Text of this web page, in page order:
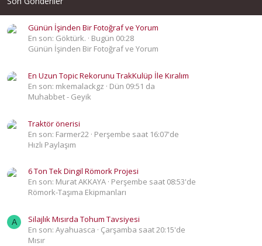
Günün İşinden Bir Fotoğraf ve Yorum
En son: Göktürk.
Bugün 00:28
Günün İşinden Bir Fotoğraf ve Yorum
En Uzun Topic Rekorunu TrakKulüp İle Kıralım
En son: mkemalackgz
Dün 09:51 da
Muhabbet - Geyik
Traktör önerisi
En son: Farmer22
Perşembe saat 16:07'de
Hızlı Paylaşım
6 Ton Tek Dingil Römork Projesi
En son: Murat AKKAYA Perşembe saat 08:53'de
Römork-Taşıma Ekipmanları
A
Silajlık Mısırda Tohum Tavsiyesi
En son: Ayahuasca
Çarşamba saat 20:15'de
Mısır